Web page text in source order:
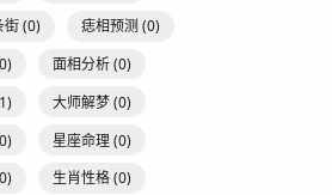
街(0) 痣相预测 (0)
面相分析(0)
大师解梦(0)
星座命理(0)
生肖性格(0)